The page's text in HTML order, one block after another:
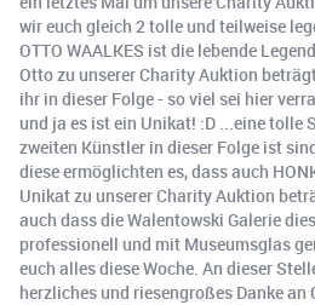
wir euch gleich 2 tolle und teilweise
OTTO WAALKES ist die lebende
Otto zu unserer Charity Auktion
ihr in dieser Folge - so viel sei hier
und ja es ist ein Unikat! :D ...eine tolle
zweiten Künstler in dieser Folge ist
diese ermöglichten es, dass auch
Unikat zu unserer Charity Auktion
auch dass die Walentowski Galerie
professionell und mit Museumsglas
euch alles diese Woche. An dieser
herzliches und riesengroßes Danke an